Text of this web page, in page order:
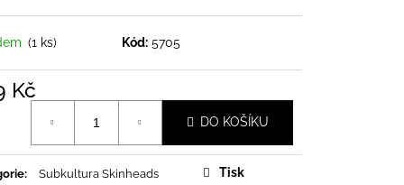
(1 ks) Kód: 5705
Kč
DO KOŠÍKU
: Subkultura Skinheads
Tisk
Následující